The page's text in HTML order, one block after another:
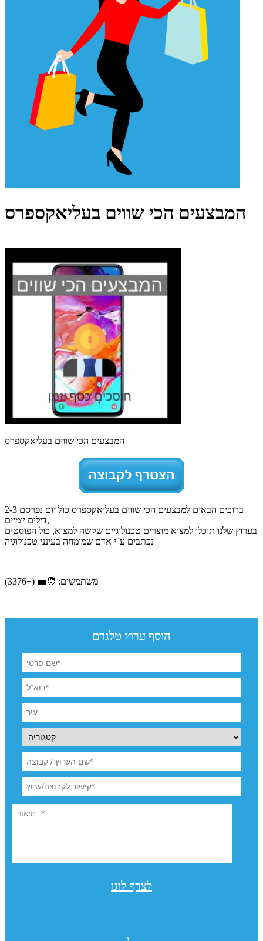
המבצעים הכי שווים בעליאקספרס
המבצעים הכי שווים בעליאקספרס
ברוכים הבאים למבצעים הכי שווים בעליאקספרס כול יום נפרסם 2-3
דילים יומיים,
בערוץ שלנו תוכלו למצוא מוצרים טכנולוגיים שקשה למצוא, כול הפוסטים
נכתבים ע''י אדם שמומחה בעינני טכנולוגיה
משתמשים: 🧑‍💼 (+3376)
הוסף ערוץ טלגרם
לצרף לוגו